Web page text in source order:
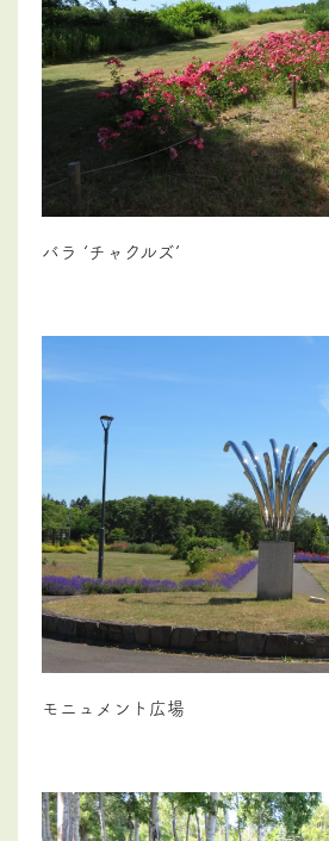
バラ ‘チャクルズ’
モニュメント広場